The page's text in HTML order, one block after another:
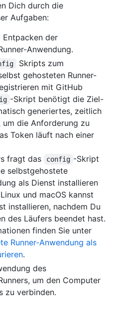
Dich durch die
Aufgaben:
Entpacken der
Anwendung.
Skripts zum
gehosteten Runner-
mit GitHub
-Skript benötigt die Ziel-
generiertes, zeitlich
um die Anforderung zu
Token läuft nach einer
fragt das
config -Skript
selbstgehostete
als Dienst installieren
und macOS kannst
installieren, nachdem Du
des Läufers beendet hast.
finden Sie unter
Runner-Anwendung als
.
des
um den Computer
zu verbinden.